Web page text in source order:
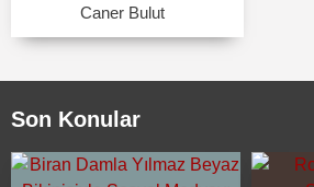
Caner Bulut
Son Konular